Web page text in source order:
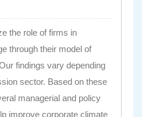
the role of firms in
through their model of
findings vary depending
sector. Based on these
managerial and policy
improve corporate climate